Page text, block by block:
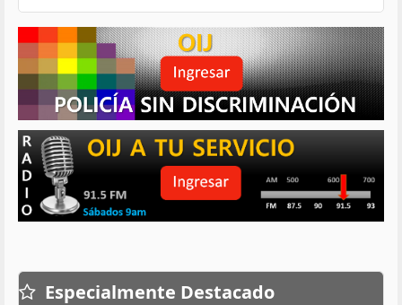
Especialmente Destacado